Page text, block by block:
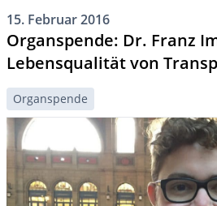
15. Februar 2016
Organspende: Dr. Franz
Lebensqualität von
Organspende